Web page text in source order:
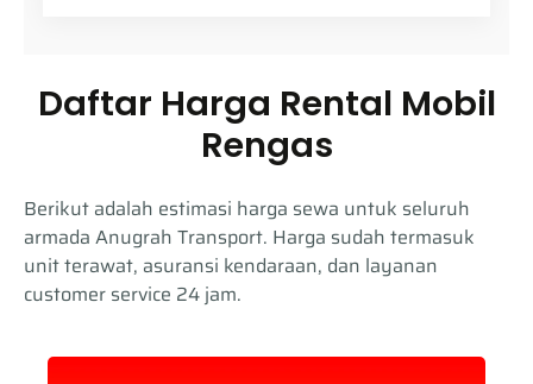
Daftar Harga Rental Mobil
Rengas
Berikut adalah estimasi harga sewa untuk seluruh
armada Anugrah Transport. Harga sudah termasuk
unit terawat, asuransi kendaraan, dan layanan
customer service 24 jam.